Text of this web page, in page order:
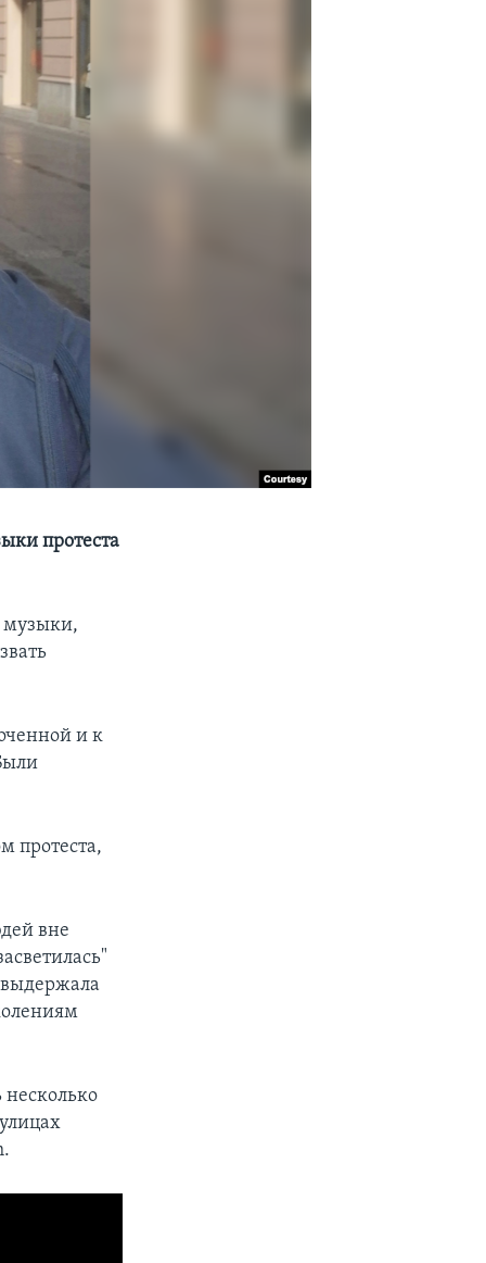
протеста
музыки,
и к
протеста,
вне
несколько